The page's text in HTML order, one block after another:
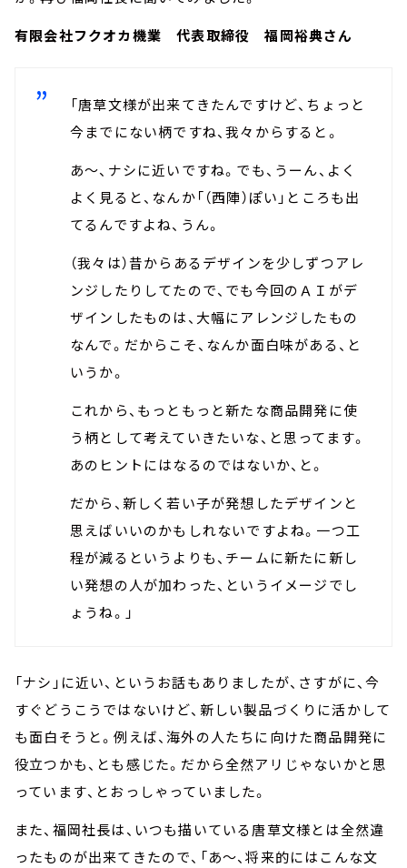
有限会社フクオカ機業 代表取締役 福岡裕典さん
「唐草文様が出来てきたんですけど、ちょっと
今までにない柄ですね、我々からすると。
あ～、ナシに近いですね。でも、うーん、よく
よく見ると、なんか「（西陣）ぽい」ところも出
てるんですよね、うん。
（我々は）昔からあるデザインを少しずつアレ
ンジしたりしてたので、でも今回のＡＩがデ
ザインしたものは、大幅にアレンジしたもの
なんで。だからこそ、なんか面白味がある、と
いうか。
これから、もっともっと新たな商品開発に使
う柄として考えていきたいな、と思ってます。
あのヒントにはなるのではないか、と。
だから、新しく若い子が発想したデザインと
思えばいいのかもしれないですよね。一つ工
程が減るというよりも、チームに新たに新し
い発想の人が加わった、というイメージでし
ょうね。」
「ナシ」に近い、というお話もありましたが、さすがに、今
すぐどうこうではないけど、新しい製品づくりに活かして
も面白そうと。例えば、海外の人たちに向けた商品開発に
役立つかも、とも感じた。だから全然アリじゃないかと思
っています、とおっしゃっていました。
また、福岡社長は、いつも描いている唐草文様とは全然違
ったものが出来てきたので、「あ～、将来的にはこんな文